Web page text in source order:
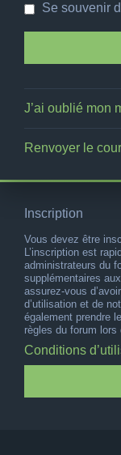
Se souvenir
J’ai oublié mon
Renvoyer le
Inscription
Vous devez être
L’inscription est
administrateurs du
supplémentaires
assurez-vous
d’utilisation et de
également prendre
règles du forum
Conditions